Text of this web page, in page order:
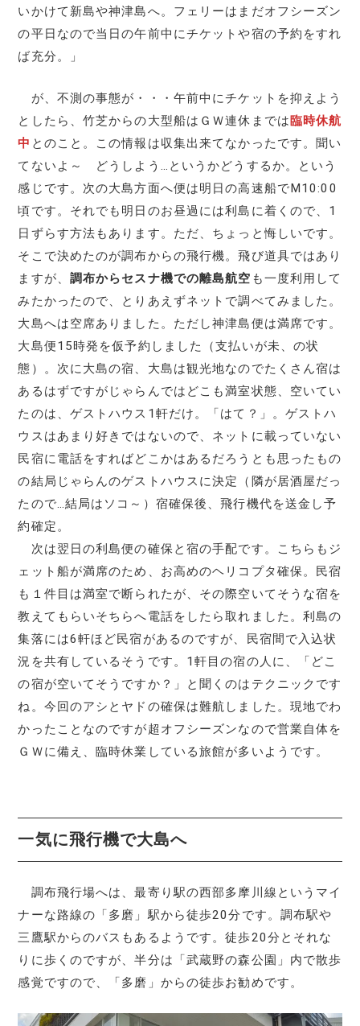
いかけて新島や神津島へ。フェリーはまだオフシーズン
の平日なので当日の午前中にチケットや宿の予約をすれ
ば充分。」
が、不測の事態が・・・午前中にチケットを抑えよう
としたら、竹芝からの大型船はＧＷ連休までは臨時休航
中 とのこと。この情報は収集出来てなかったです。聞い
てないよ～ どうしよう…というかどうするか。という
感じです。次の大島方面へ便は明日の高速船でM10:00
頃です。それでも明日のお昼過には利島に着くので、1
日ずらす方法もあります。ただ、ちょっと悔しいです。
そこで決めたのが調布からの飛行機。飛び道具ではあり
ますが、 調布からセスナ機での離島航空 も一度利用して
みたかったので、とりあえずネットで調べてみました。
大島へは空席ありました。ただし神津島便は満席です。
大島便15時発を仮予約しました（支払いが未、の状
態）。次に大島の宿、大島は観光地なのでたくさん宿は
あるはずですがじゃらんではどこも満室状態、空いてい
たのは、ゲストハウス1軒だけ。「はて？」。ゲストハ
ウスはあまり好きではないので、ネットに載っていない
民宿に電話をすればどこかはあるだろうとも思ったもの
の結局じゃらんのゲストハウスに決定（隣が居酒屋だっ
たので…結局はソコ～）宿確保後、飛行機代を送金し予
約確定。
次は翌日の利島便の確保と宿の手配です。こちらもジ
ェット船が満席のため、お高めのヘリコプタ確保。民宿
も１件目は満室で断られたが、その際空いてそうな宿を
教えてもらいそちらへ電話をしたら取れました。利島の
集落には6軒ほど民宿があるのですが、民宿間で入込状
況を共有しているそうです。1軒目の宿の人に、「どこ
の宿が空いてそうですか？」と聞くのはテクニックです
ね。今回のアシとヤドの確保は難航しました。現地でわ
かったことなのですが超オフシーズンなので営業自体を
ＧＷに備え、臨時休業している旅館が多いようです。
一気に飛行機で大島へ
調布飛行場へは、最寄り駅の西部多摩川線というマイ
ナーな路線の「多磨」駅から徒歩20分です。調布駅や
三鷹駅からのバスもあるようです。徒歩20分とそれな
りに歩くのですが、半分は「武蔵野の森公園」内で散歩
感覚ですので、「多磨」からの徒歩お勧めです。